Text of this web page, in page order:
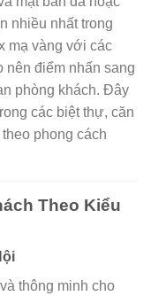
nhiều nhất trong
mạ vàng với các
điểm nhấn sang
phòng khách. Đây
các biệt thự, căn
phong cách
Theo Kiểu
thông minh cho